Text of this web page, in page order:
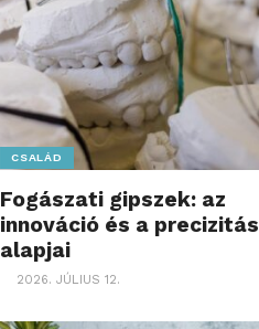
CSALÁD
Fogászati gipszek: az
innováció és a precizitás
alapjai
2026. JÚLIUS 12.